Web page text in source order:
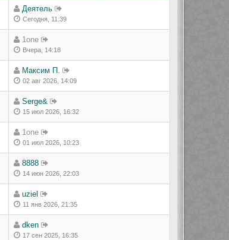
Деятель
Сегодня, 11:39
1one
Вчера, 14:18
Максим П.
02 авг 2026, 14:09
Serge&
15 июл 2026, 16:32
1one
01 июл 2026, 10:23
8888
14 июн 2026, 22:03
uziel
11 янв 2026, 21:35
dken
17 сен 2025, 16:35